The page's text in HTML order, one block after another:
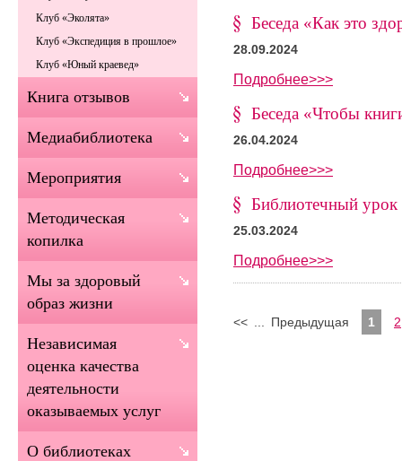
Беседа «Как это
28.09.2024
Подробнее>>>
Беседа «Чтобы
26.04.2024
Подробнее>>>
Библиотечный
25.03.2024
Подробнее>>>
<< Предыдущая 1 2
Клуб «Эколята»
Клуб «Экспедиция в прошлое»
Клуб «Юный краевед»
Книга отзывов
Медиабиблиотека
Мероприятия
Методическая
копилка
Мы за здоровый
образ жизни
Независимая
оценка качества
деятельности
оказываемых услуг
О библиотеках